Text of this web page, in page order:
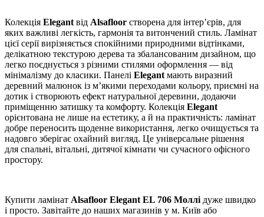
Колекція Elegant від Alsafloor створена для інтер’єрів, для
яких важливі легкість, гармонія та витончений стиль. Ламінат
цієї серії вирізняється спокійними природними відтінками,
делікатною текстурою дерева та збалансованим дизайном, що
легко поєднується з різними стилями оформлення — від
мінімалізму до класики. Панелі Elegant мають виразний
деревний малюнок із м’якими переходами кольору, приємні на
дотик і створюють ефект натуральної деревини, додаючи
приміщенню затишку та комфорту. Колекція Elegant
орієнтована не лише на естетику, а й на практичність: ламінат
добре переносить щоденне використання, легко очищується та
надовго зберігає охайний вигляд. Це універсальне рішення
для спальні, вітальні, дитячої кімнати чи сучасного офісного
простору.
Купити ламінат Alsafloor Elegant EL 706 Моллі дуже швидко
і просто. Завітайте до наших магазинів у м. Київ або